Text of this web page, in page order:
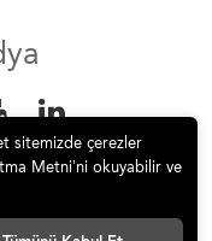
sitemizde çerezler
Metni’ni okuyabilir ve